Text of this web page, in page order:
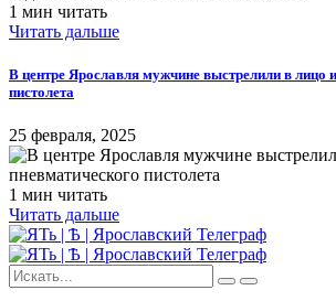
1 мин читать
Читать дальше
В центре Ярославля мужчине выстрелили в лицо
пистолета
25 февраля, 2025
1 мин читать
Читать дальше